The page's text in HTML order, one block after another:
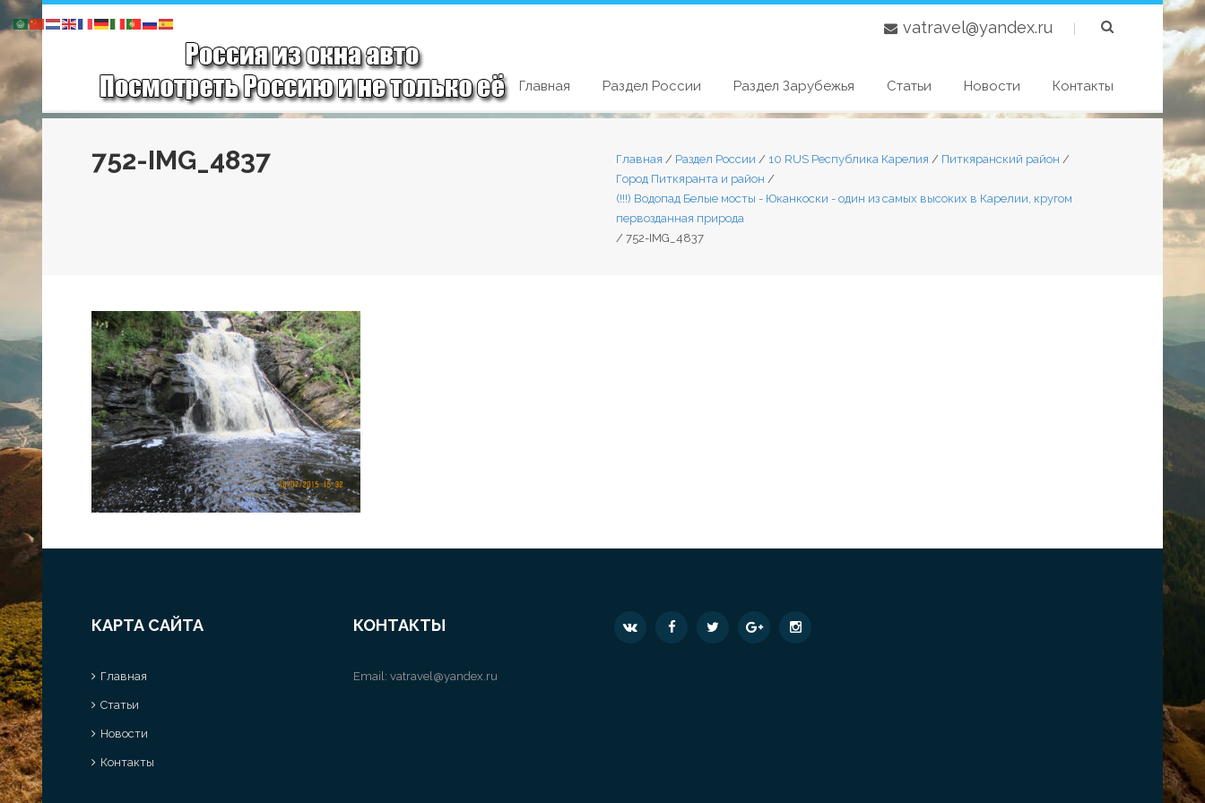
vatravel@yandex.ru |
Главная Раздел России Раздел Зарубежья Статьи Новости Контакты
752-IMG_4837 Главная / Раздел России / 10 RUS Республика Карелия / Питкяранский район /
Город Питкяранта и район /
(!!!) Водопад Белые мосты - Юканкоски - один из самых высоких в Карелии, кругом
первозданная природа
/ 752-IMG_4837
КАРТА САЙТА
Главная
Статьи
Новости
Контакты
КОНТАКТЫ
Email: vatravel@yandex.ru